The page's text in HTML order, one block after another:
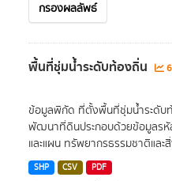
กรองผลลัพธ์
พื้นที่ชุ่มน้ำระดับท้องถิ่น
ข้อมูลพิกัด ที่ตั้งพื้นที่ชุ่มน้ำระดับ
พัฒนาที่ดินประกอบด้วยข้อมูลรหั
และแผน ทรัพยากรธรรมชาติและ
SHP CSV PDF